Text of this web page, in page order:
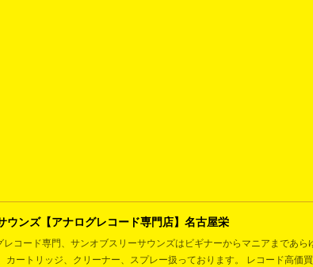
ウンズ【アナログレコード専門店】名古屋栄
コード専門、サンオブスリーサウンズはビギナーからマニアまであら
カートリッジ、クリーナー、スプレー扱っております。 レコード高価買